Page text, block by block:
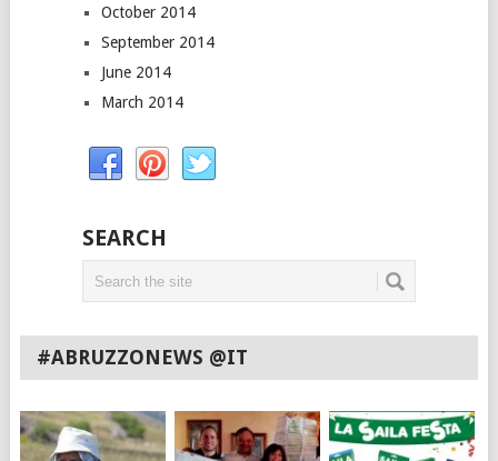
October 2014
September 2014
June 2014
March 2014
SEARCH
#ABRUZZONEWS @IT